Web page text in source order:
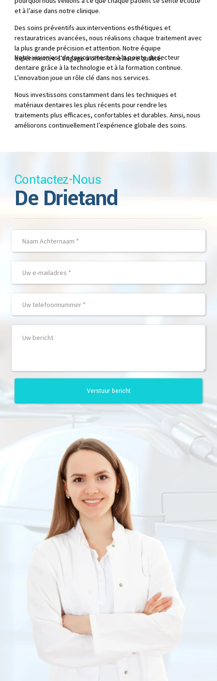
9
0
et à l’aise dans notre clinique.
Des soins préventifs aux interventions esthétiques et
restauratrices avancées, nous réalisons chaque traitement avec
la plus grande précision et attention. Notre équipe
expérimentée s’engage à offrir la meilleure qualité.
Notre vision est de toujours rester à la pointe du secteur
dentaire grâce à la technologie et à la formation continue.
L’innovation joue un rôle clé dans nos services.
Nous investissons constamment dans les techniques et
matériaux dentaires les plus récents pour rendre les
traitements plus efficaces, confortables et durables. Ainsi, nous
améliorons continuellement l’expérience globale des soins.
Contactez-Nous
De Drietand